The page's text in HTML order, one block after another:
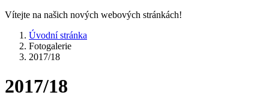
Vítejte na našich nových webových stránkách!
Úvodní stránka
Fotogalerie
2017/18
2017/18